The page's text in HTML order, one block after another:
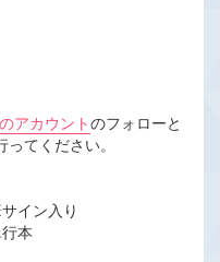
アカウントのフォローと
てください。
イン入り
本